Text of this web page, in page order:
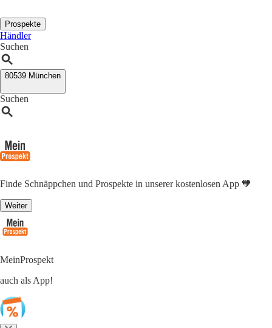
Prospekte
Händler
Suchen
80539 München
Suchen
Finde Schnäppchen und Prospekte in unserer kostenlosen App 🧡
Weiter
MeinProspekt
auch als App!